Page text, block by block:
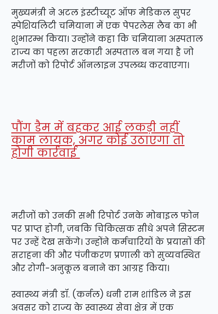
मुख्यमंत्री ने अटल इंस्टीच्यूट ऑफ मेडिकल सुपर
स्पेशियलिटी चमियाना में एक पेपरलेस लैब का भी
शुभारम्भ किया। उन्होंने कहा कि चमियाना अस्पताल
राज्य का पहला सरकारी अस्पताल बन गया है जो
मरीजों को रिपोर्ट ऑनलाइन उपलब्ध करवाएगा।
पौंग डैम में बहकर आई लकड़ी नहीं
काम लायक, अगर कोई उठाएगा तो
होगी कार्रवाई
मरीजों को उनकी सभी रिपोर्ट उनके मोबाइल फोन
पर प्राप्त होगी, जबकि चिकित्सक सीधे अपने सिस्टम
पर उन्हें देख सकेंगे। उन्होंने कर्मचारियों के प्रयासों की
सराहना की और पंजीकरण प्रणाली को सुव्यवस्थित
और रोगी-अनुकूल बनाने का आग्रह किया।
स्वास्थ्य मंत्री डॉ. (कर्नल) धनी राम शांडिल ने इस
अवसर को राज्य के स्वास्थ्य सेवा क्षेत्र में एक